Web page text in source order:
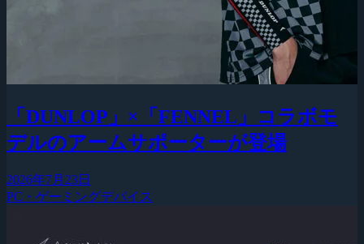
「DUNLOP」×「FENNEL」コラボモ
デルのアームサポーターが登場
2026年7月23日
PC・ゲーミングデバイス